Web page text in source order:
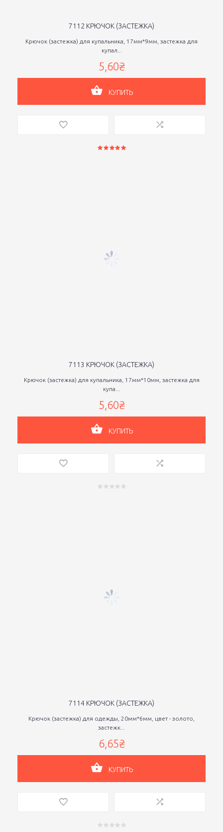
7112 КРЮЧОК (ЗАСТЕЖКА)
Крючок (застежка) для купальника, 17мм*9мм, застежка для
купал...
5,60₴
КУПИТЬ
7113 КРЮЧОК (ЗАСТЕЖКА)
Крючок (застежка) для купальника, 17мм*10мм, застежка для
купа...
5,60₴
КУПИТЬ
7114 КРЮЧОК (ЗАСТЕЖКА)
Крючок (застежка) для одежды, 20мм*6мм, цвет - золото,
застежк...
6,65₴
КУПИТЬ